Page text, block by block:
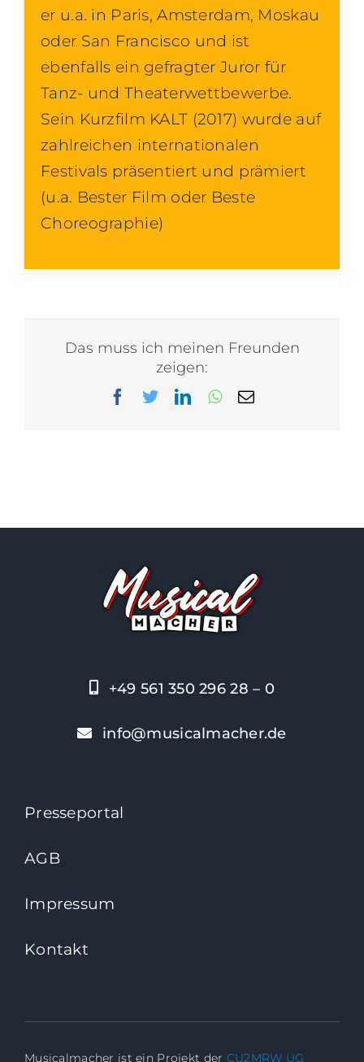
er u.a. in Paris, Amsterdam, Moskau
oder San Francisco und ist
ebenfalls ein gefragter Juror für
Tanz- und Theaterwettbewerbe.
Sein Kurzfilm KALT (2017) wurde auf
zahlreichen internationalen
Festivals präsentiert und prämiert
(u.a. Bester Film oder Beste
Choreographie)
Das muss ich meinen Freunden
zeigen:
Facebook
TwitterLinkedInWhatsApp
E-
+49 561 350 296 28 – 0
info@musicalmacher.de
Presseportal
AGB
Impressum
Kontakt
Musicalmacher ist ein Projekt der CU2MRW UG